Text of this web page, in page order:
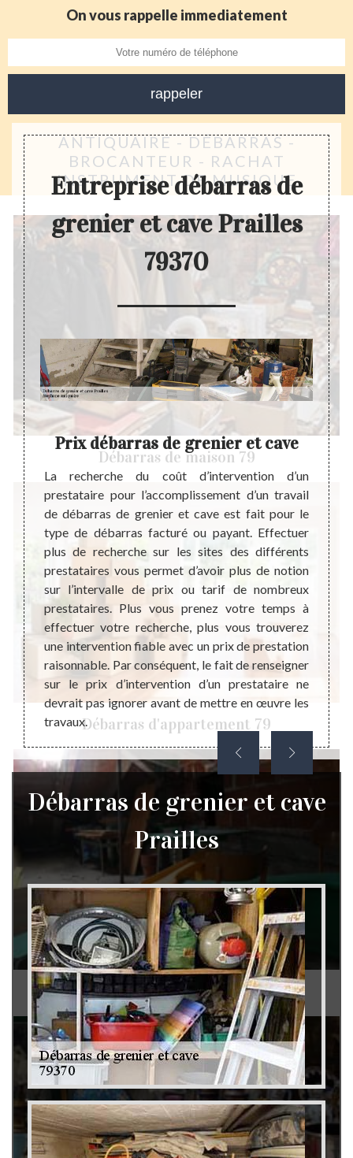
On vous rappelle immediatement
ANTIQUAIRE - DÉBARRAS -
BROCANTEUR - RACHAT
INSTRUMENT DE MUSIQUE
Débarras de maison 79
Débarras d'appartement 79
Débarras de grenier et cave 79
Entreprise débarras de
grenier et cave Prailles
79370
soi
de
du
la
à
plus
une
cave
Prix débarras de grenier et cave
La recherche du coût d’intervention d’un
prestataire pour l’accomplissement d’un travail
de débarras de grenier et cave est fait pour le
type de débarras facturé ou payant. Effectuer
plus de recherche sur les sites des différents
prestataires vous permet d’avoir plus de notion
sur l’intervalle de prix ou tarif de nombreux
prestataires. Plus vous prenez votre temps à
effectuer votre recherche, plus vous trouverez
une intervention fiable avec un prix de prestation
raisonnable. Par conséquent, le fait de renseigner
sur le prix d’intervention d’un prestataire ne
devrait pas ignorer avant de mettre en œuvre les
travaux.
Il
en
tout
un
qui
qui
Débarras de grenier et cave
Prailles